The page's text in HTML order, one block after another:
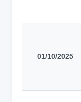
01/10/2025